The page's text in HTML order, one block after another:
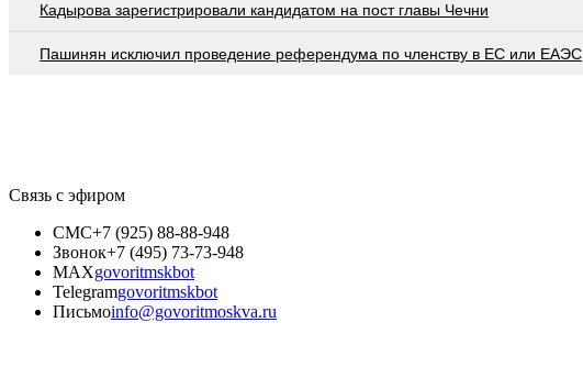
Кадырова зарегистрировали кандидатом на пост главы Чечни
Пашинян исключил проведение референдума по членству в ЕС или ЕАЭС
Связь с эфиром
СМС+7 (925) 88-88-948
Звонок+7 (495) 73-73-948
MAXgovoritmskbot
Telegramgovoritmskbot
Письмоinfo@govoritmoskva.ru